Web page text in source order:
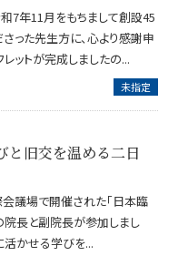
7年11月をもちまして創設45
った先生方に、心より感謝申
ットが完成しましたの...
未指定
と旧交を温める二日
議場で開催された「日本臨
長と副院長が参加しまし
活かせる学びを...